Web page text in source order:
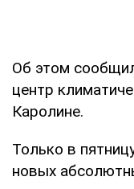
Об этом
центр
Каролине.
Только в
новых